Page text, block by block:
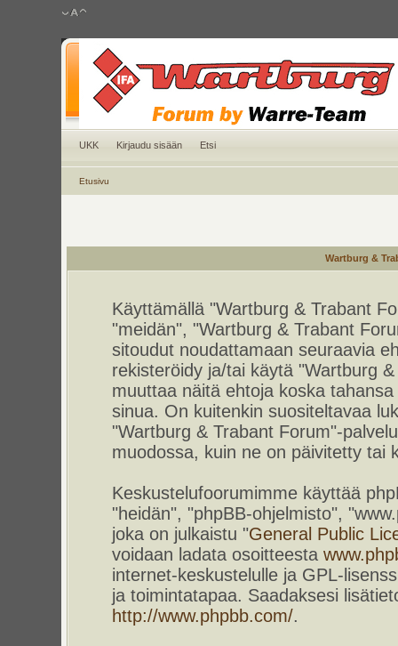
UKK Kirjaudu sisään Etsi
Etusivu
Wartburg &
Käyttämällä "Wartburg & Trabant
"meidän", "Wartburg & Trabant
sitoudut noudattamaan seuraavia
rekisteröidy ja/tai käytä "Wartburg
muuttaa näitä ehtoja koska
sinua. On kuitenkin suositeltavaa
"Wartburg & Trabant Forum"-
muodossa, kuin ne on päivitetty tai
Keskustelufoorumimme käyttää
"heidän", "phpBB-ohjelmisto",
joka on julkaistu "General Public
voidaan ladata osoitteesta
internet-keskustelulle ja GPL-
ja toimintatapaa. Saadaksesi
http://www.phpbb.com/.